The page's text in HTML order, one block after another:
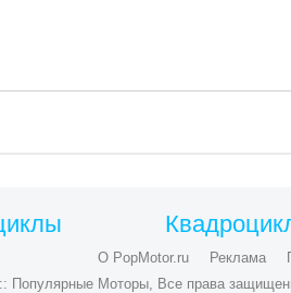
О PopMotor.ru Реклама
Популярные Моторы, Все права